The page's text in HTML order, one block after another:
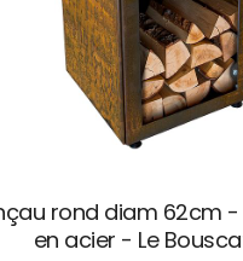
rond diam 62cm
en acier - Le